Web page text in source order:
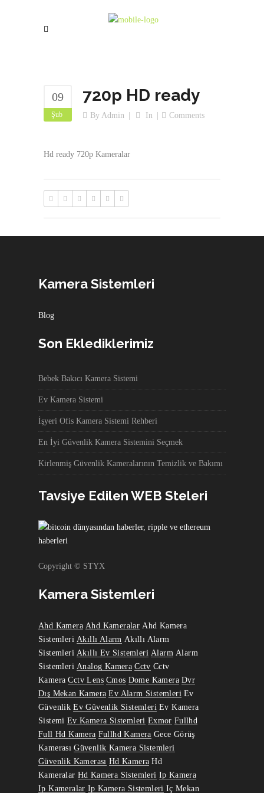
09
Şub
720p HD ready
By Admin In Comments
Hd ready 720p Kameralar
Kamera Sistemleri
Blog
Son Eklediklerimiz
Bebek Bakıcı Kamera Sistemi
Ev Kamera Sistemi
İşyeri Ofis Kamera Sistemi Rehberi
En İyi Güvenlik Kamera Sistemini Seçmek
Kirlenmiş Güvenlik Kameralarının Temizlik ve Bakımı
Tavsiye Edilen WEB Steleri
Copyright © STYX
Kamera Sistemleri
Ahd Kamera Ahd Kameralar Ahd Kamera
Sistemleri Akıllı Alarm Akıllı Alarm
Sistemleri Akıllı Ev Sistemleri Alarm Alarm
Sistemleri Analog Kamera Cctv Cctv
Kamera Cctv Lens Cmos Dome Kamera Dvr
Dış Mekan Kamera Ev Alarm Sistemleri Ev
Güvenlik Ev Güvenlik Sistemleri Ev Kamera
Sistemi Ev Kamera Sistemleri Exmor Fullhd
Full Hd Kamera Fullhd Kamera Gece Görüş
Kamerası Güvenlik Kamera Sistemleri
Güvenlik Kamerası Hd Kamera Hd
Kameralar Hd Kamera Sistemleri Ip Kamera
Ip Kameralar Ip Kamera Sistemleri Iç Mekan